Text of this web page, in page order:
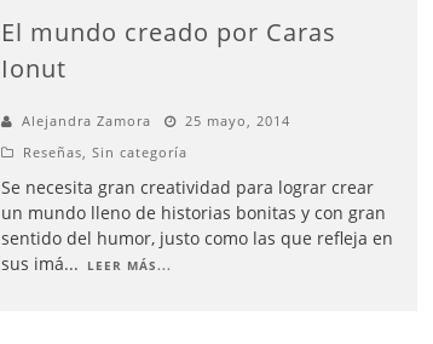
El mundo creado por Caras
Ionut
Alejandra Zamora
25 mayo, 2014
Reseñas Sin categoría
Se necesita gran creatividad para lograr crear
un mundo lleno de historias bonitas y con gran
sentido del humor, justo como las que refleja en
sus imá... LEER MÁS...